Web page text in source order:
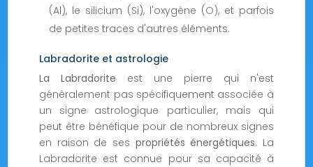
(Al), le silicium (Si), l'oxygène (O), et parfois
de petites traces d'autres éléments.
Labradorite et astrologie
La Labradorite est une pierre qui n'est
généralement pas spécifiquement associée à
un signe astrologique particulier, mais qui
peut être bénéfique pour de nombreux signes
en raison de ses propriétés énergétiques. La
Labradorite est connue pour sa capacité à